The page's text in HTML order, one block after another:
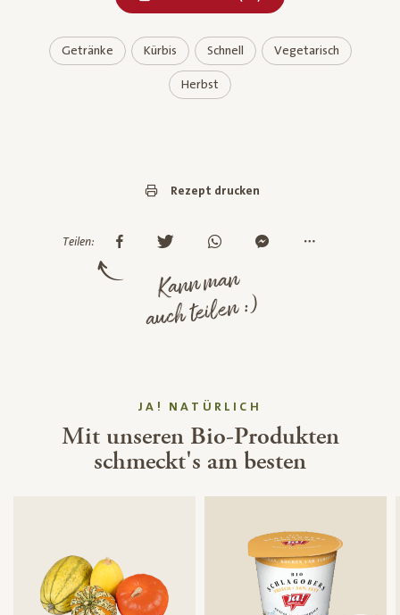
Getränke Kürbis Schnell Vegetarisch
Herbst
Rezept drucken
Teilen:
Kann man
auch teilen :)
JA! NATÜRLICH
Mit unseren Bio-Produkten
schmeckt's am besten